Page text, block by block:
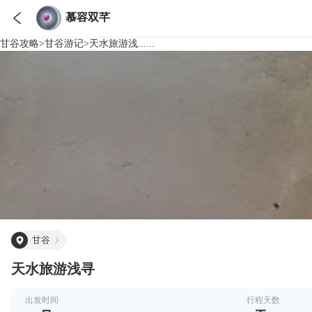
 慕容双芊
甘谷攻略>甘谷游记>天水旅游浅......
甘谷
天水旅游浅寻
出发时间 行程天数